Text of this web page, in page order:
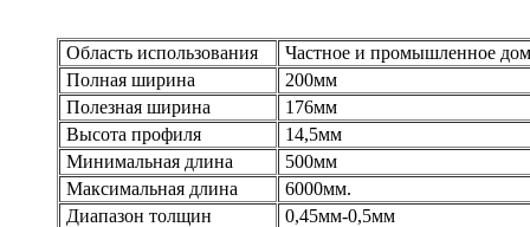
Область использования
Частное и промышленное
Полная ширина
200мм
Полезная ширина
176мм
Высота профиля
14,5мм
Минимальная длина
500мм
Максимальная длина
6000мм.
Диапазон толщин
0,45мм-0,5мм